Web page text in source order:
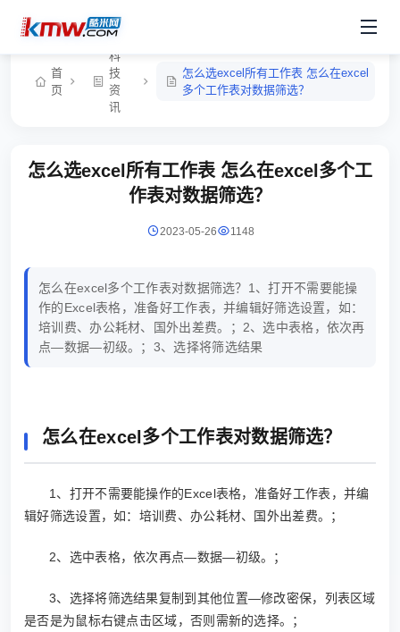
首
页
科
技
资
讯
怎么选excel所有工作表 怎么在excel
多个工作表对数据筛选？
怎么选excel所有工作表 怎么在excel多个工
作表对数据筛选？
2023-05-26 1148
怎么在excel多个工作表对数据筛选？1、打开不需要能操
作的Excel表格，准备好工作表，并编辑好筛选设置，如：
培训费、办公耗材、国外出差费。；2、选中表格，依次再
点—数据—初级。；3、选择将筛选结果
怎么在excel多个工作表对数据筛选？
1、打开不需要能操作的Excel表格，准备好工作表，并编
辑好筛选设置，如：培训费、办公耗材、国外出差费。；
2、选中表格，依次再点—数据—初级。；
3、选择将筛选结果复制到其他位置—修改密保，列表区域
是否是为鼠标右键点击区域，否则需新的选择。；